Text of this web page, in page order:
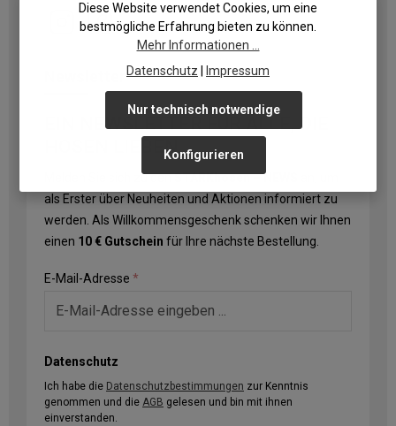
EIN NEWSLETTER FÜR ALLE, DIE
HOSEN LIEBEN
Melden Sie sich zu denSTARKhosen – NEWS
als Erster über Neuheiten und Aktionen informiert zu
werden. Als Willkommensgeschenk schenken wir Ihnen
einen 10 € Gutschein für Ihre nächste Bestellung.
E-Mail-Adresse *
Datenschutz
Ich habe die Datenschutzbestimmungen zur Kenntnis
genommen und die AGB gelesen und bin mit ihnen
einverstanden.
Diese Website verwendet Cookies, um eine
bestmögliche Erfahrung bieten zu können.
Mehr Informationen ...
Datenschutz
Impressum
Nur technisch notwendige
Konfigurieren